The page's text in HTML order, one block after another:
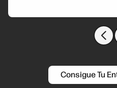
Consigue Tu